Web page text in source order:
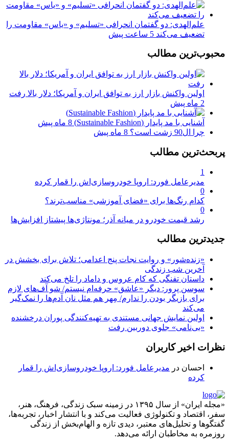
علم‌الهدی: دو گفتمان انحرافی «تسلیم» و «یاس» مقاومت را
تضعیف می‌کند 5 ساعت پیش
محبوب‌ترین مطالب
اولین واکنش بازار ارز به توافق ایران و آمریکا؛ دلار بالا رفت
2 ماه پیش
آشنایی با مد پایدار (Sustainable Fashion)
8 ماه پیش
چرا ال90 زشت است؟
8 ماه پیش
پربحث‌ترین مطالب
1
مدیرعامل فورد: اروپا خودروسازی‌اش را قمار کرده
0
کدام رنگ‌ها برای «فضای آموزشی» مناسب‌ترند؟
0
رشد قیمت خودرو در میانه آذر؛ مونتاژی‌ها پیشتاز افزایش‌ها
جدیدترین مطالب
«زنده‌شور» و روایت نجات پنج اعدامی؛ تلاش برای بخشش در
آخرین شب زندگی
داستان تفنگی که کام عروس و داماد را تلخ می‌کند
سوسن پرور: دیگر «عاشق» حرفه‌ام نیستم/ شو آف‌های لازم
برای بازیگر بودن را ندارم/ مِهر هم مثل نان آدم‌ها را نمک‌گیر
می‌کند
اولین نمایش جهانی مستندی به تهیه‌کنندگی پوران درخشنده
«بی‌نامی» جلوی دوربین رفت
نظرات اخیر کاربران
احسان در مدیرعامل فورد: اروپا خودروسازی‌اش را قمار
کرده
«مجله ایران» از سال ۱۳۹۵ در زمینه سبک زندگی، فرهنگ، هنر،
سفر، اقتصاد و تکنولوژی فعالیت می‌کند و با انتشار اخبار، تجربه‌ها،
گفتگوها و تحلیل‌های معتبر، دیدی تازه و الهام‌بخش از زندگی
روزمره به مخاطبان ارائه می‌دهد.